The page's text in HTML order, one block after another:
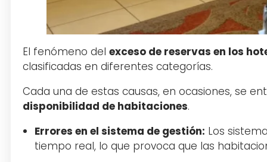
El fenómeno del exceso de reservas en los
clasificadas en diferentes categorías.
Cada una de estas causas, en ocasiones, se
disponibilidad de habitaciones.
Errores en el sistema de gestión: Los
tiempo real, lo que provoca que las